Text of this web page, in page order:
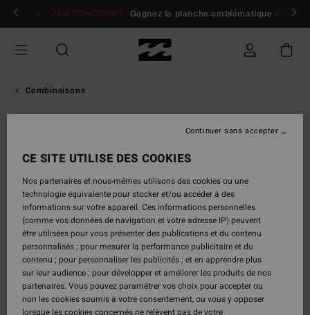
Passer
Se connecter / s'inscrire
JEU CONCOURS Gagnez la planche emblématique d'Andy
Combinaisons
CE SITE UTILISE DES COOKIES
Nos partenaires et nous-mêmes utilisons des cookies ou une
technologie équivalente pour stocker et/ou accéder à des
informations sur votre appareil. Ces informations personnelles
(comme vos données de navigation et votre adresse IP) peuvent
être utilisées pour vous présenter des publications et du contenu
personnalisés ; pour mesurer la performance publicitaire et du
contenu ; pour personnaliser les publicités ; et en apprendre plus
sur leur audience ; pour développer et améliorer les produits de nos
partenaires. Vous pouvez paramétrer vos choix pour accepter ou
non les cookies soumis à votre consentement, ou vous y opposer
lorsque les cookies concernés ne relèvent pas de votre
Continuer sans accepter